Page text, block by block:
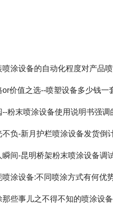
喷涂设备的自动化程度对产品
or价值之选--喷塑设备多少钱一
--粉末喷涂设备使用说明书强调
不负-新月护栏喷涂设备发货倒
瞬间-昆明桥架粉末喷涂设备调
喷涂设备:不同喷涂方式有何优
那些事儿之不得不知的喷涂设